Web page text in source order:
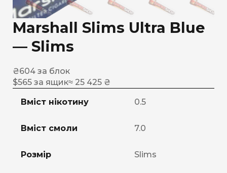
Marshall Slims Ultra Blue
— Slims
₴604 за блок
$565 за ящик≈ 25 425 ₴
Вміст нікотину 0.5
Вміст смоли 7.0
Розмір Slims